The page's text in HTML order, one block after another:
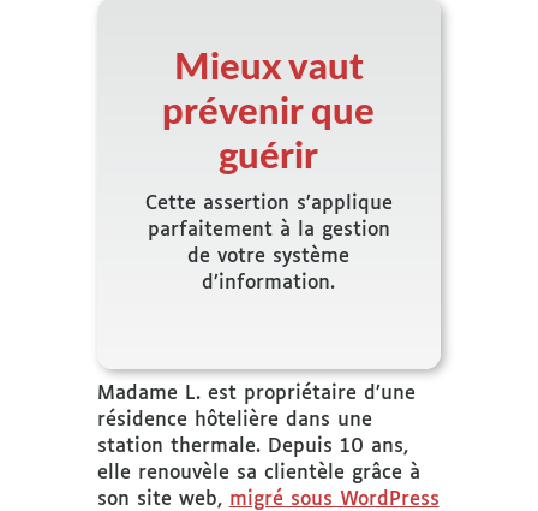
Mieux vaut
prévenir que
guérir
Cette assertion s’applique
parfaitement à la gestion
de votre système
d’information.
Madame L. est propriétaire d’une
résidence hôtelière dans une
station thermale. Depuis 10 ans,
elle renouvèle sa clientèle grâce à
son site web, migré sous WordPress